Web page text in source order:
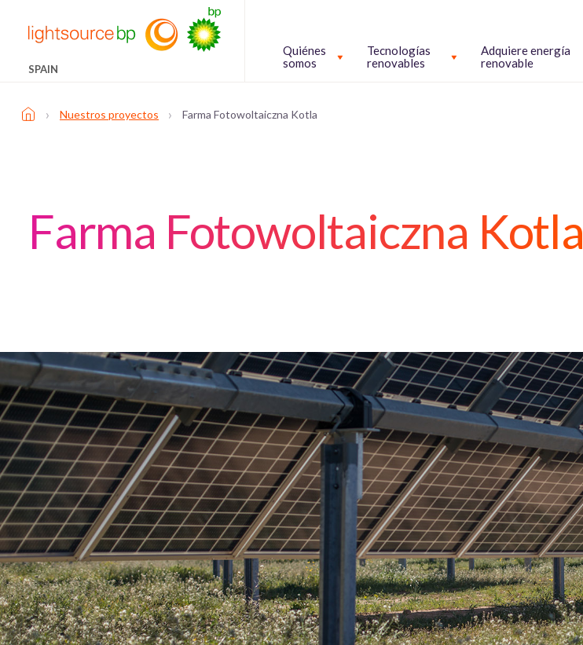
SPAIN
Quiénes
somos
Tecnologías
renovables
Adquiere energía
renovable
› Nuestros proyectos › Farma Fotowoltaiczna Kotla
Farma Fotowoltaiczna Kotla